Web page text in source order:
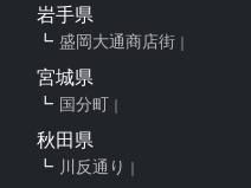
岩手県
盛岡大通商店街
宮城県
国分町
秋田県
川反通り